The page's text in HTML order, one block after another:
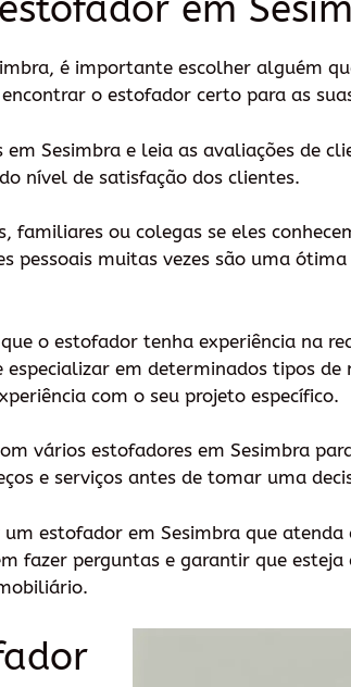
em
é importante escolher alguém
o estofador certo para as
Sesimbra e leia as avaliações de
nível de satisfação dos clientes.
familiares ou colegas se eles
pessoais muitas vezes são uma
o estofador tenha experiência na
em determinados tipos de
com o seu projeto específico.
vários estofadores em Sesimbra
e serviços antes de tomar uma
estofador em Sesimbra que atenda
fazer perguntas e garantir que